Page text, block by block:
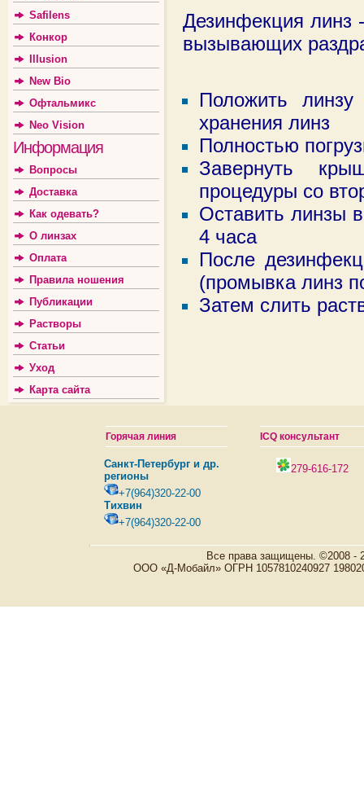
Safilens
Конкор
Illusion
New Bio
Офтальмикс
Neo Vision
Информация
Вопросы
Доставка
Как одевать?
О линзах
Оплата
Правила ношения
Публикации
Растворы
Статьи
Уход
Карта сайта
Дезинфекция линз
вызывающих
Положить линзу
хранения линз
Полностью
Завернуть
процедуры со
Оставить линзы
4 часа
После
(промывка линз
Затем слить
Горячая линия
Санкт-Петербург и др.
регионы
+7(964)320-22-00
Тихвин
+7(964)320-22-00
ICQ консультант
279-616-172
Все права защищены. ©2008 -
ООО «Д-Мобайл» ОГРН 1057810240927